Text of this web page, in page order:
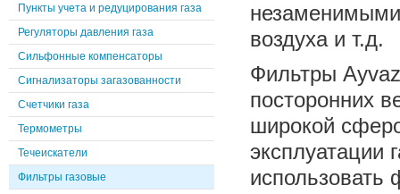
незаменимыми
воздуха и т.д.
Фильтры
посторонних
широкой
эксплуатации
использовать
Пункты учета и редуцирования газа
Регуляторы давления газа
Сильфонные компенсаторы
Сигнализаторы загазованности
Счетчики газа
Термометры
Течеискатели
Фильтры газовые